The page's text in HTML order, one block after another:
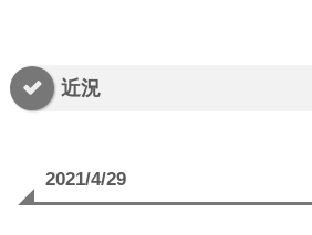
近況
2021/4/29